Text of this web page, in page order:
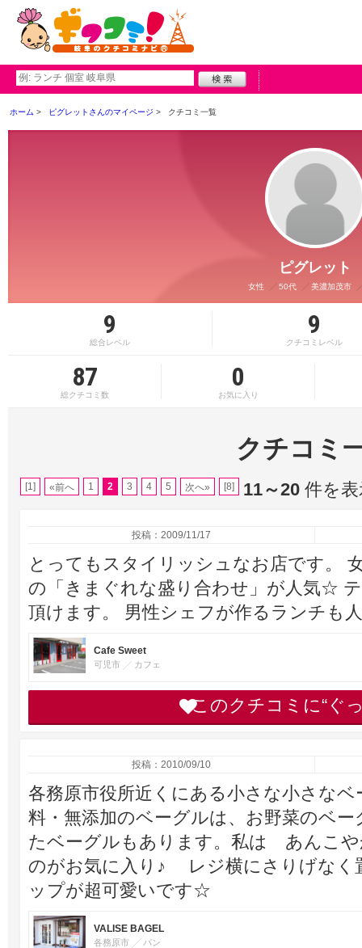
ホーム ピグレットさんのマイページ クチコミ一覧
ピグレット
女性 50代 美濃加茂市
9
総合レベル
9
クチコミレベル
87
総クチコミ数
0
お気に入り
クチコミ
[1] «前へ 1 2 3 4 5 次へ» [8] 11～20 件を
投稿：2009/11/17
とってもスタイリッシュなお店です。
の「きまぐれな盛り合わせ」が人気☆
頂けます。 男性シェフが作るランチも
Cafe Sweet
可児市 カフェ
このクチコミに“ぐ
投稿：2010/09/10
各務原市役所近くにある小さな小さな
料・無添加のベーグルは、お野菜のベ
たベーグルもあります。私は あんこ
のがお気に入り♪ レジ横にさりげなく
ップが超可愛いです☆
VALISE BAGEL
各務原市 パン